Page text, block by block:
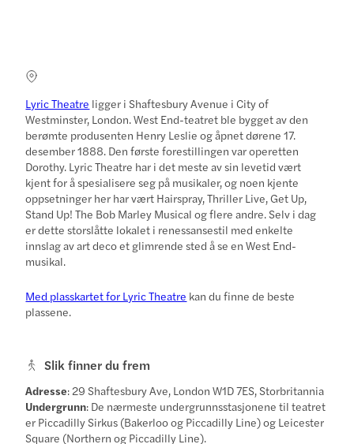
Lyric Theatre ligger i Shaftesbury Avenue i City of
Westminster, London. West End-teatret ble bygget av den
berømte produsenten Henry Leslie og åpnet dørene 17.
desember 1888. Den første forestillingen var operetten
Dorothy. Lyric Theatre har i det meste av sin levetid vært
kjent for å spesialisere seg på musikaler, og noen kjente
oppsetninger her har vært Hairspray, Thriller Live, Get Up,
Stand Up! The Bob Marley Musical og flere andre. Selv i dag
er dette storslåtte lokalet i renessansestil med enkelte
innslag av art deco et glimrende sted å se en West End-
musikal.
Med plasskartet for Lyric Theatre kan du finne de beste
plassene.
Slik finner du frem
Adresse: 29 Shaftesbury Ave, London W1D 7ES, Storbritannia
Undergrunn: De nærmeste undergrunnsstasjonene til teatret
er Piccadilly Sirkus (Bakerloo og Piccadilly Line) og Leicester
Square (Northern og Piccadilly Line).